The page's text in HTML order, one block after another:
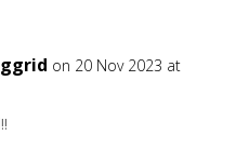
on 20 Nov 2023 at